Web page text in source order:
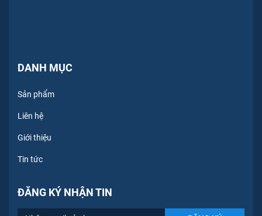
DANH MỤC
Sản phẩm
Liên hệ
Giới thiệu
Tin tức
ĐĂNG KÝ NHẬN TIN